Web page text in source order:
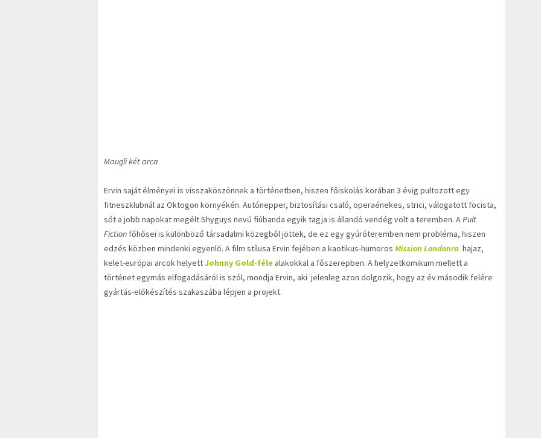
Maugli két arca
Ervin saját élményei is visszaköszönnek a történetben, hiszen főiskolás korában 3 évig pultozott egy
fitneszklubnál az Oktogon környékén. Autónepper, biztosítási csaló, operaénekes, strici, válogatott focista,
sőt a jobb napokat megélt Shyguys nevű fiúbanda egyik tagja is állandó vendég volt a teremben. APult
Fiction főhősei is különböző társadalmi közegből jöttek, de ez egy gyúróteremben nem probléma, hiszen
edzés közben mindenki egyenlő. A film stílusa Ervin fejében a kaotikus-humoros Mission Londonra hajaz,
kelet-európai arcok helyettJohnny Gold-féle alakokkal a főszerepben. A helyzetkomikum mellett a
történet egymás elfogadásáról is szól, mondja Ervin, aki jelenleg azon dolgozik, hogy az év második felére
gyártás-előkészítés szakaszába lépjen a projekt.